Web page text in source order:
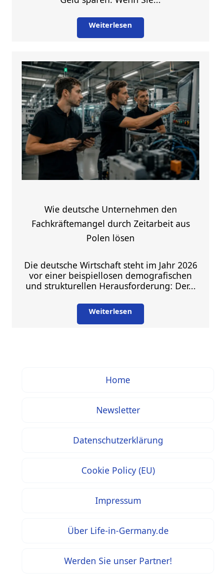
Weiterlesen
Wie deutsche Unternehmen den
Fachkräftemangel durch Zeitarbeit aus
Polen lösen
Die deutsche Wirtschaft steht im Jahr 2026
vor einer beispiellosen demografischen
und strukturellen Herausforderung: Der...
Weiterlesen
Home
Newsletter
Datenschutzerklärung
Cookie Policy (EU)
Impressum
Über Life-in-Germany.de
Werden Sie unser Partner!